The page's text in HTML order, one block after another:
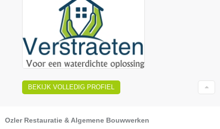
BEKIJK VOLLEDIG PROFIEL
Ozler Restauratie & Algemene Bouwwerken